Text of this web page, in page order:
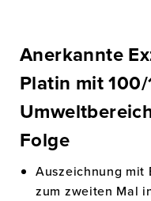
Anerkannte
Platin mit
Folge
Auszeichnung mit
zum zweiten Mal